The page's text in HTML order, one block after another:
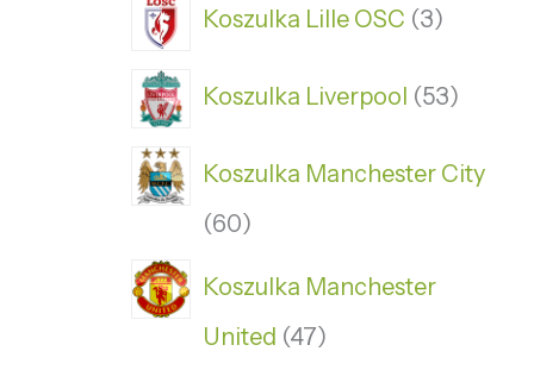
Koszulka Lille OSC 3
Koszulka Liverpool 53
Koszulka Manchester City
60
Koszulka Manchester
United 47